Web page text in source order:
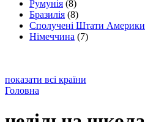
Румунія (8)
Бразилія (8)
Сполучені Штати Америки
Німеччина (7)
показати всі країни
Головна